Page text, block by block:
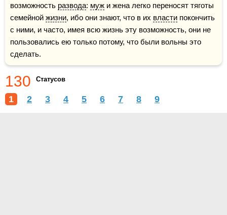
возможность развода: муж и жена легко переносят тяготы
семейной жизни, ибо они знают, что в их власти покончить
с ними, и часто, имея всю жизнь эту возможность, они не
пользовались ею только потому, что были вольны это
сделать.
130 Статусов
1 2 3 4 5 6 7 8 9